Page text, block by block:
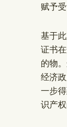
赋予
基于
证书
的物
经济
一步
识产权